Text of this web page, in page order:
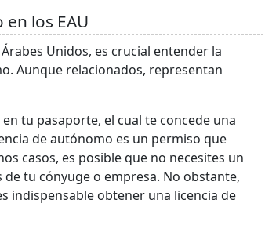
los EAU
Unidos, es crucial entender la
Aunque relacionados, representan
tu pasaporte, el cual te concede una
de autónomo es un permiso que
casos, es posible que no necesites un
tu cónyuge o empresa. No obstante,
indispensable obtener una licencia de